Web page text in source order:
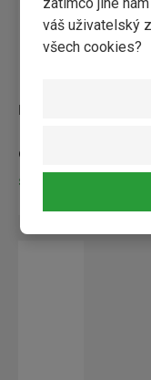
váš uživatelský
všech cookies?
REMMERS
od
Skladem